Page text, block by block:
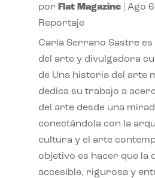
por Flat Magazine| Ago
Reportaje
Carla Serrano Sastre
del arte y divulgadora
de Una historia del arte
dedica su trabajo a
del arte desde una
conectándola con la
cultura y el arte
objetivo es hacer que la
accesible, rigurosa y